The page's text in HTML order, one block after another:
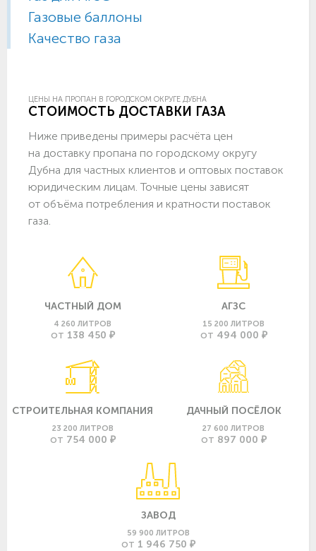
Газовые баллоны
Качество газа
ЦЕНЫ НА ПРОПАН В ГОРОДСКОМ ОКРУГЕ ДУБНА
СТОИМОСТЬ ДОСТАВКИ ГАЗА
Ниже приведены примеры расчёта цен
на доставку пропана по городскому округу
Дубна для частных клиентов и оптовых поставок
юридическим лицам. Точные цены зависят
от объёма потребления и кратности поставок
газа.
ЧАСТНЫЙ ДОМ
4 260 ЛИТРОВ
ОТ 138 450 ₽
АГЗС
15 200 ЛИТРОВ
ОТ 494 000 ₽
СТРОИТЕЛЬНАЯ КОМПАНИЯ
23 200 ЛИТРОВ
ОТ 754 000 ₽
ДАЧНЫЙ ПОСЁЛОК
27 600 ЛИТРОВ
ОТ 897 000 ₽
ЗАВОД
59 900 ЛИТРОВ
ОТ 1 946 750 ₽